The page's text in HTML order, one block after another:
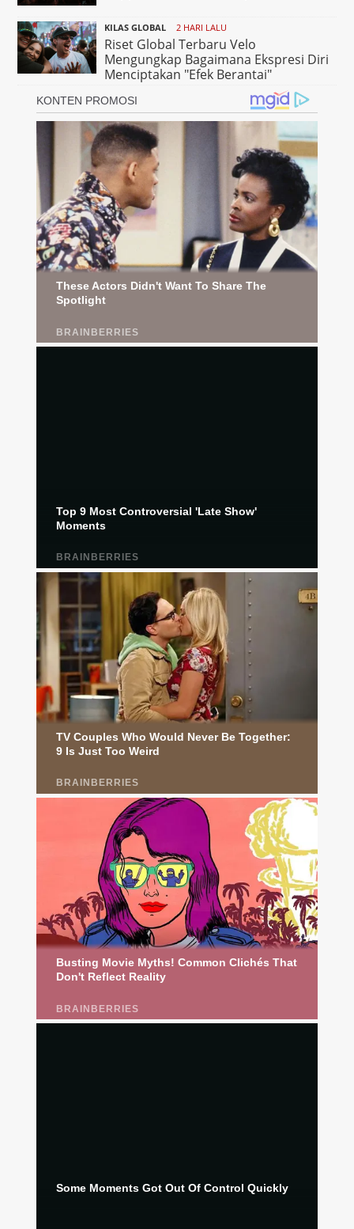
KILAS GLOBAL 2 HARI LALU
Riset Global Terbaru Velo
Mengungkap Bagaimana Ekspresi Diri
Menciptakan "Efek Berantai"